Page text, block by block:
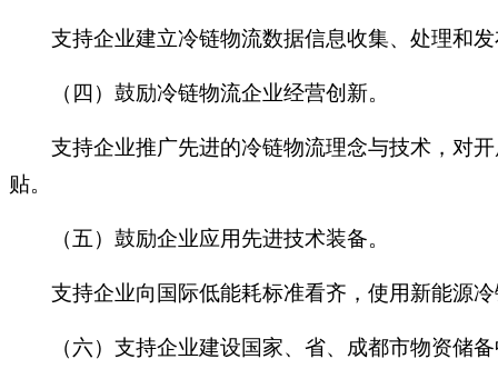
支持企业建立冷链物流数据信息收集、处理和发
（四）鼓励冷链物流企业经营创新。
支持企业推广先进的冷链物流理念与技术，对开
贴。
（五）鼓励企业应用先进技术装备。
支持企业向国际低能耗标准看齐，使用新能源冷
（六）支持企业建设国家、省、成都市物资储备